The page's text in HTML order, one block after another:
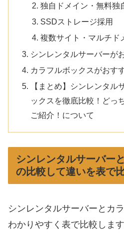
独自ドメイン・無料独
SSDストレージ採用
複数サイト・マルチド
シンレンタルサーバーが
カラフルボックスがおす
【まとめ】シンレンタル
ックスを徹底比較！どっ
ご紹介！について
シンレンタルサーバー
の比較して違いを表で
シンレンタルサーバーとカ
わかりやすく表で比較します